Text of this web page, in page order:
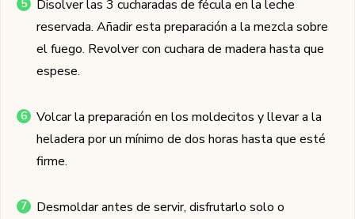
Disolver las 3 cucharadas de fécula en la leche
reservada. Añadir esta preparación a la mezcla sobre
el fuego. Revolver con cuchara de madera hasta que
espese.
Volcar la preparación en los moldecitos y llevar a la
heladera por un mínimo de dos horas hasta que esté
firme.
Desmoldar antes de servir, disfrutarlo solo o